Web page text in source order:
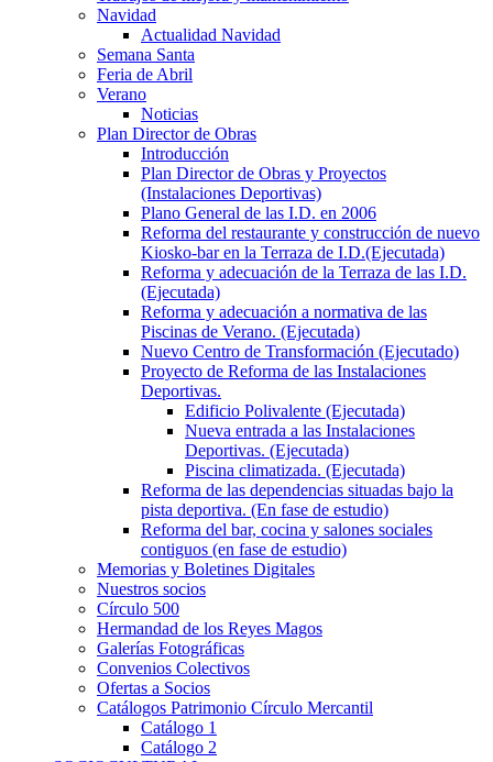
Navidad
Actualidad Navidad
Semana Santa
Feria de Abril
Verano
Noticias
Plan Director de Obras
Introducción
Plan Director de Obras y Proyectos
(Instalaciones Deportivas)
Plano General de las I.D. en 2006
Reforma del restaurante y construcción de nuevo
Kiosko-bar en la Terraza de I.D.(Ejecutada)
Reforma y adecuación de la Terraza de las I.D.
(Ejecutada)
Reforma y adecuación a normativa de las
Piscinas de Verano. (Ejecutada)
Nuevo Centro de Transformación (Ejecutado)
Proyecto de Reforma de las Instalaciones
Deportivas.
Edificio Polivalente (Ejecutada)
Nueva entrada a las Instalaciones
Deportivas. (Ejecutada)
Piscina climatizada. (Ejecutada)
Reforma de las dependencias situadas bajo la
pista deportiva. (En fase de estudio)
Reforma del bar, cocina y salones sociales
contiguos (en fase de estudio)
Memorias y Boletines Digitales
Nuestros socios
Círculo 500
Hermandad de los Reyes Magos
Galerías Fotográficas
Convenios Colectivos
Ofertas a Socios
Catálogos Patrimonio Círculo Mercantil
Catálogo 1
Catálogo 2